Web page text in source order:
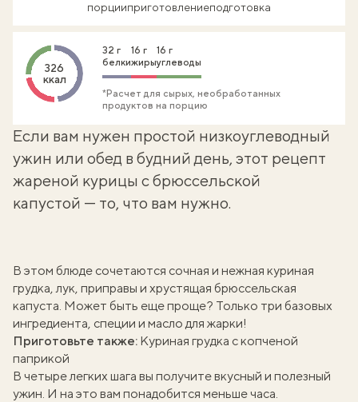
порцииприготовлениеподготовка
326
ккал
32 г
белки
16 г
жиры
16 г
углеводы
*Расчет для сырых, необработанных
продуктов на порцию
Если вам нужен простой низкоуглеводный
ужин или обед в будний день, этот рецепт
жареной курицы с брюссельской
капустой — то, что вам нужно.
В этом блюде сочетаются сочная и нежная куриная
грудка, лук, приправы и хрустящая брюссельская
капуста. Может быть еще проще? Только три базовых
ингредиента, специи и масло для жарки!
Приготовьте также: Куриная грудка с копченой
паприкой
В четыре легких шага вы получите вкусный и полезный
ужин. И на это вам понадобится меньше часа.